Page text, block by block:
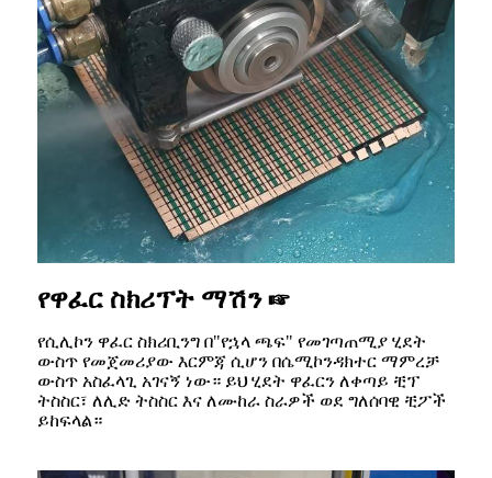
የዋፈር ስክሪፕት ማሽን ☞
የሲሊኮን ዋፈር ስክሪቢንግ በ"የኋላ ጫፍ" የመገጣጠሚያ ሂደት
ውስጥ የመጀመሪያው እርምጃ ሲሆን በሴሚኮንዳክተር ማምረቻ
ውስጥ አስፈላጊ አገናኝ ነው። ይህ ሂደት ዋፈርን ለቀጣይ ቺፕ
ትስስር፣ ለሊድ ትስስር እና ለሙከራ ስራዎች ወደ ግለሰባዊ ቺፖች
ይከፍላል።